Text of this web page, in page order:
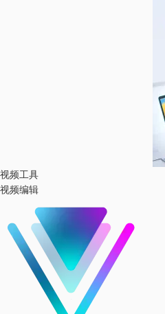
视频工具
视频编辑